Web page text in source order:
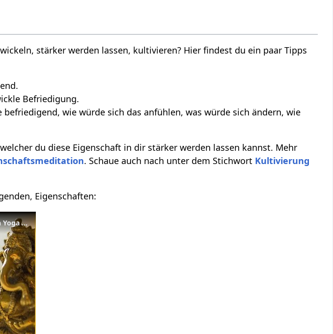
stärker werden lassen, kultivieren? Hier findest du ein paar Tipps
Befriedigung.
wie würde sich das anfühlen, was würde sich ändern, wie
du diese Eigenschaft in dir stärker werden lassen kannst. Mehr
. Schaue auch nach unter dem Stichwort Kultivierung
Eigenschaften:
Optimismus - Tugend oder Laster? Lexikon der Tugenden Yoga Vidya